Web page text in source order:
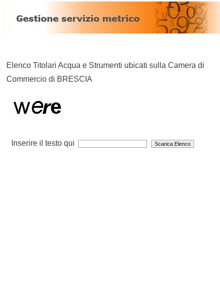
Elenco Titolari Acqua e Strumenti ubicati sulla Camera di
Commercio di BRESCIA
Inserire il testo qui